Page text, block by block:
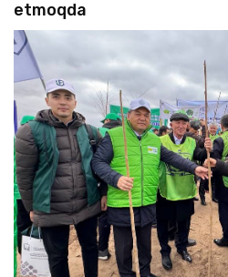
etmoqda